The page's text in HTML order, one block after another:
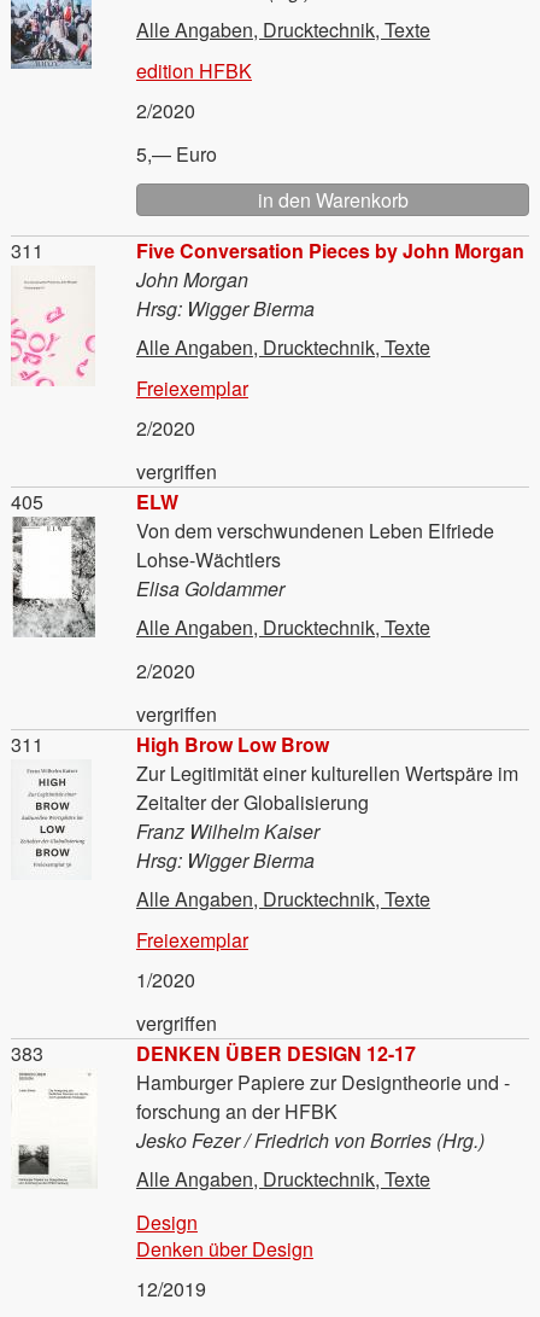
Alle Angaben, Drucktechnik, Texte
edition HFBK
2/2020
5,— Euro
Five Conversation Pieces by John Morgan
Material
311
John Morgan
Hrsg: Wigger Bierma
Alle Angaben, Drucktechnik, Texte
Freiexemplar
2/2020
vergriffen
ELW
Von dem verschwundenen Leben Elfriede
Lohse-Wächtlers
Material
405
Elisa Goldammer
Alle Angaben, Drucktechnik, Texte
2/2020
vergriffen
High Brow Low Brow
Zur Legitimität einer kulturellen Wertspäre im
Zeitalter der Globalisierung
Material
311
Franz Wilhelm Kaiser
Hrsg: Wigger Bierma
Alle Angaben, Drucktechnik, Texte
Freiexemplar
1/2020
vergriffen
DENKEN ÜBER DESIGN 12-17
Hamburger Papiere zur Designtheorie und -
forschung an der HFBK
Material
383
Jesko Fezer / Friedrich von Borries (Hrg.)
Alle Angaben, Drucktechnik, Texte
Design
Denken über Design
12/2019